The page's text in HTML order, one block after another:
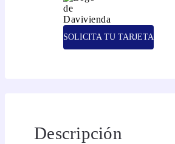
SOLICITA TU TARJETA
Descripción